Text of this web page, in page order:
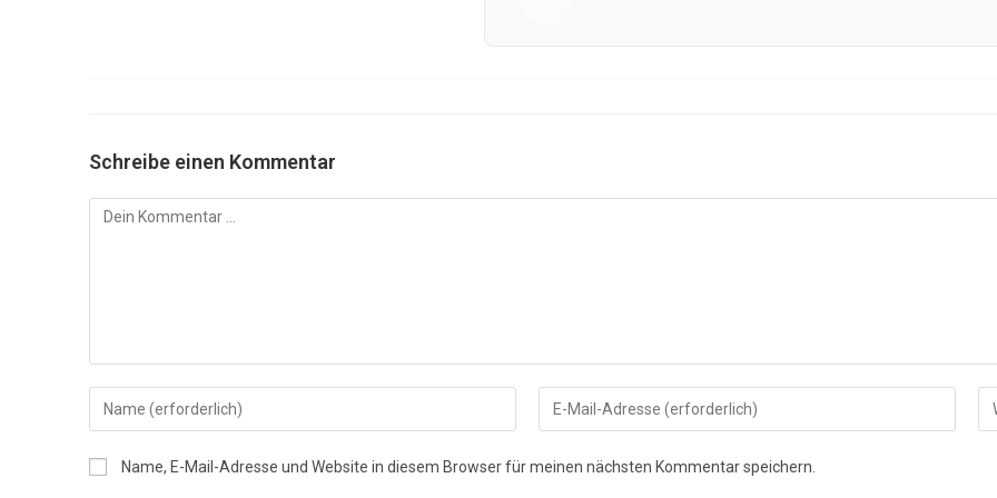
Schreibe einen Kommentar
Kommentar
Gib
deinen
Namen
Gib
deine
Name, E-Mail-Adresse und Website in diesem Browser für meinen nächsten Kommentar speichern.